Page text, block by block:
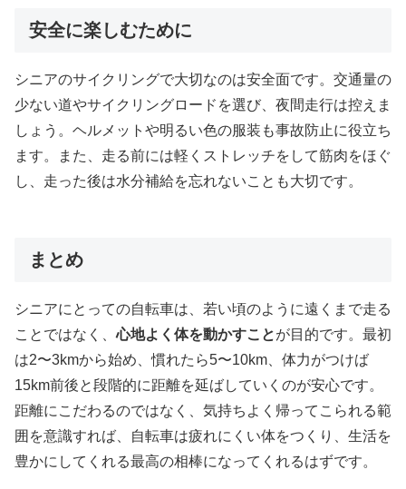
安全に楽しむために
シニアのサイクリングで大切なのは安全面です。交通量の
少ない道やサイクリングロードを選び、夜間走行は控えま
しょう。ヘルメットや明るい色の服装も事故防止に役立ち
ます。また、走る前には軽くストレッチをして筋肉をほぐ
し、走った後は水分補給を忘れないことも大切です。
まとめ
シニアにとっての自転車は、若い頃のように遠くまで走る
ことではなく、心地よく体を動かすことが目的です。最初
は2〜3kmから始め、慣れたら5〜10km、体力がつけば
15km前後と段階的に距離を延ばしていくのが安心です。
距離にこだわるのではなく、気持ちよく帰ってこられる範
囲を意識すれば、自転車は疲れにくい体をつくり、生活を
豊かにしてくれる最高の相棒になってくれるはずです。